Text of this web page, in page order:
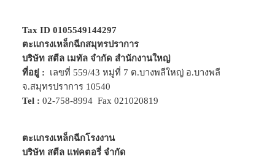
Tax ID 0105549144297
ตะแกรงเหล็กฉีกสมุทรปราการ
บริษัท สตีล เมทัล จำกัด สำนักงานใหญ่
ที่อยู่ :
เลขที่ 559/43 หมู่ที่ 7 ต.บางพลีใหญ่ อ.บางพลี
จ.สมุทรปราการ 10540
Tel : 02-758-8994Fax 021020819
ตะแกรงเหล็กฉีกโรงงาน
บริษัท สตีล แฟคตอรี่ จำกัด